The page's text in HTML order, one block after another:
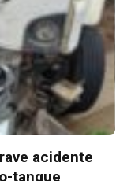
acidente
tanque